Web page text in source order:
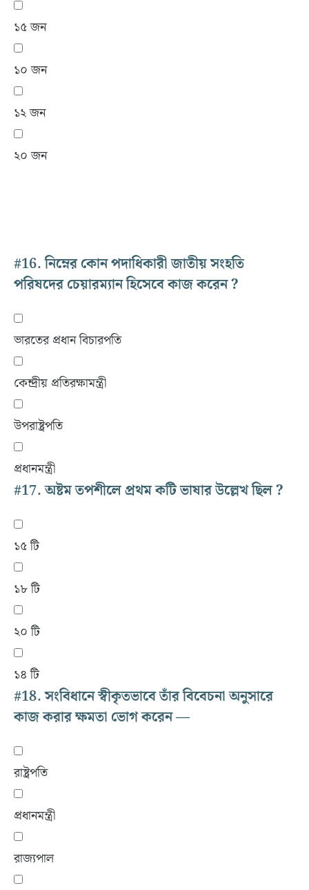
১৫ জন
১০ জন
১২ জন
২০ জন
#16.নিম্নের কোন পদাধিকারী জাতীয় সংহতি
পরিষদের চেয়ারম্যান হিসেবে কাজ করেন ?
ভারতের প্রধান বিচারপতি
কেন্দ্রীয় প্রতিরক্ষামন্ত্রী
উপরাষ্ট্রপতি
প্রধানমন্ত্রী
#17.অষ্টম তপশীলে প্রথম কটি ভাষার উল্লেখ ছিল ?
১৫ টি
১৮ টি
২০ টি
১৪ টি
#18.সংবিধানে স্বীকৃতভাবে তাঁর বিবেচনা অনুসারে
কাজ করার ক্ষমতা ভোগ করেন —
রাষ্ট্রপতি
প্রধানমন্ত্রী
রাজ্যপাল